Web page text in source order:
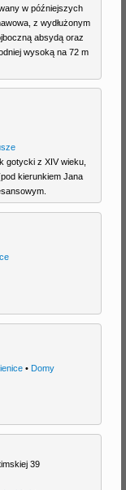
w późniejszych
z wydłużonym
absydą oraz
wysoką na 72 m
gotycki z XIV wieku,
kierunkiem Jana
• Domy
39